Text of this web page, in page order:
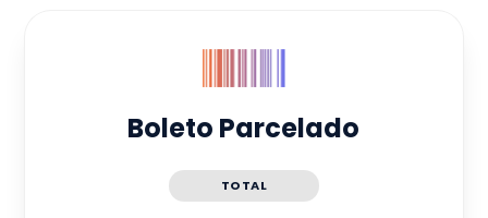
Boleto Parcelado
TOTAL